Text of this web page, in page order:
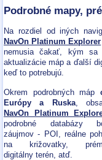
Podrobné mapy,
Na rozdiel od iných
NavOn Platinum Explorer
nemusia čakať, kým
aktualizácie máp a ďalší
keď to potrebujú.
Okrem podrobných máp
Európy a Ruska,
NavOn Platinum
podrobné databázy
záujmov - POI, reálne
na križovatky,
digitálny terén, atď.